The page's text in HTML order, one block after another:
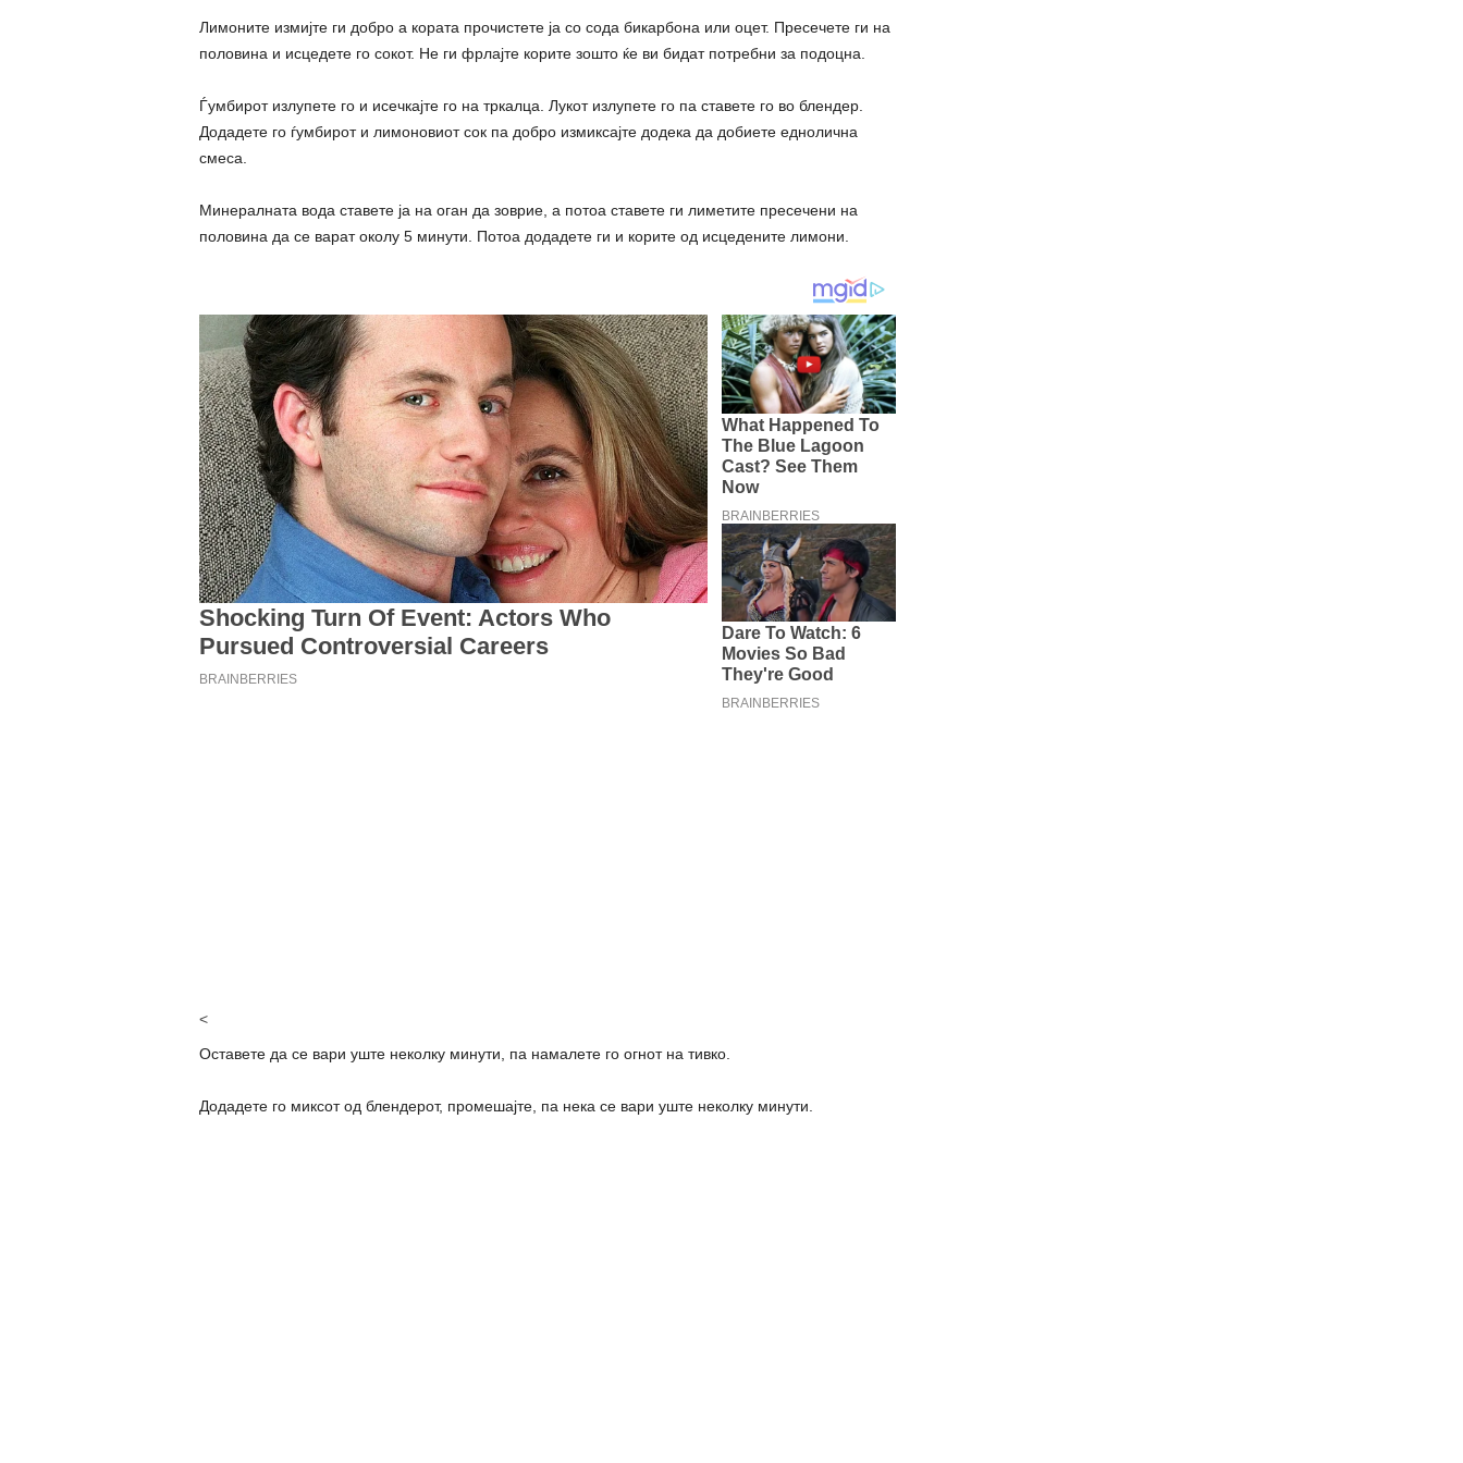
Лимоните измијте ги добро а кората прочистете ја со сода бикарбона или оцет. Пресечете ги на
половина и исцедете го сокот. Не ги фрлајте корите зошто ќе ви бидат потребни за подоцна.
Ѓумбирот излупете го и исечкајте го на тркалца. Лукот излупете го па ставете го во блендер.
Додадете го ѓумбирот и лимоновиот сок па добро измиксајте додека да добиете еднолична
смеса.
Минералната вода ставете ја на оган да зоврие, а потоа ставете ги лиметите пресечени на
половина да се варат околу 5 минути. Потоа додадете ги и корите од исцедените лимони.
<
Оставете да се вари уште неколку минути, па намалете го огнот на тивко.
Додадете го миксот од блендерот, промешајте, па нека се вари уште неколку минути.